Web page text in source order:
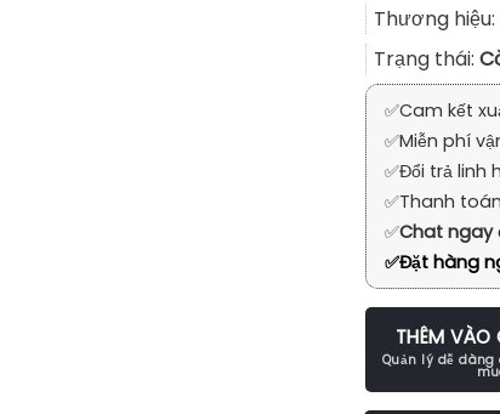
Thương hiệu:
Trạng thái:
✅Cam kết
✅Miễn phí
✅Đổi trả linh
✅Thanh
✅Chat ngay
✅Đặt hàng
THÊM VÀO